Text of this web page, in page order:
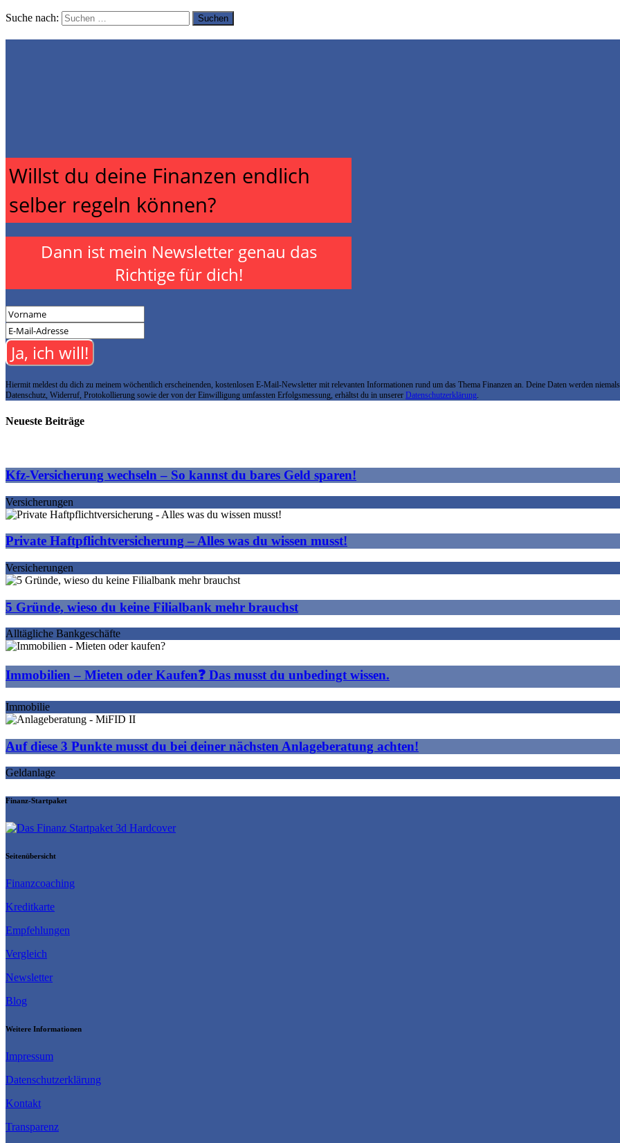
Suche nach:
Willst du deine Finanzen endlich
selber regeln können?
Dann ist mein Newsletter genau das
Richtige für dich!
Ja, ich will!
Hiermit meldest du dich zu meinem wöchentlich erscheinenden, kostenlosen E-Mail-Newsletter mit relevanten Informationen rund um das Thema Finanzen an. Deine Daten werden
Datenschutz, Widerruf, Protokollierung sowie der von der Einwilligung umfassten Erfolgsmessung, erhältst du in unserer Datenschutzerklärung
Neueste Beiträge
Kfz-Versicherung wechseln – So kannst du bares Geld sparen!
Versicherungen
Private Haftpflichtversicherung – Alles was du wissen musst!
Versicherungen
5 Gründe, wieso du keine Filialbank mehr brauchst
Alltägliche Bankgeschäfte
Immobilien – Mieten oder Kaufen❓ Das musst du unbedingt wissen.
Immobilie
Auf diese 3 Punkte musst du bei deiner nächsten Anlageberatung achten!
Geldanlage
Finanz-Startpaket
Seitenübersicht
Finanzcoaching
Kreditkarte
Empfehlungen
Vergleich
Newsletter
Blog
Weitere Informationen
Impressum
Datenschutzerklärung
Kontakt
Transparenz